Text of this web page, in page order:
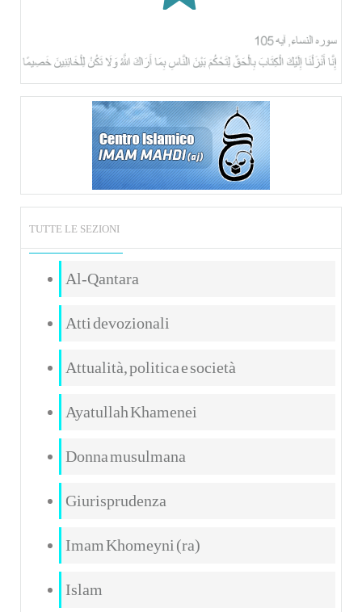
TUTTE LE SEZIONI
Al-Qantara
Atti devozionali
Attualità, politica e società
Ayatullah Khamenei
Donna musulmana
Giurisprudenza
Imam Khomeyni (ra)
Islam